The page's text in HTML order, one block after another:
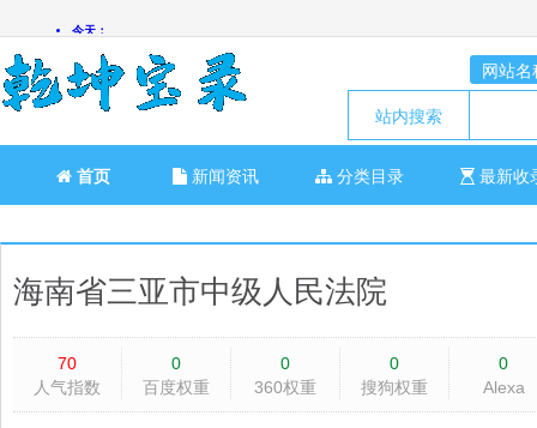
网站名
站内搜索
首页 新闻资讯 分类目录 最新收
海南省三亚市中级人民法院
70
人气指数
0
百度权重
0
360权重
0
搜狗权重
0
Alexa